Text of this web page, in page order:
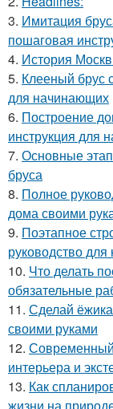
3. Имитация
пошаговая
4. История
5. Клееный брус
для начинающих
6. Построение
инструкция для
7. Основные
бруса
8. Полное
дома своими
9. Поэтапное
руководство
10. Что делать
обязательные
11. Сделай
своими руками
12. Современный
интерьера и
13. Как
жизни на